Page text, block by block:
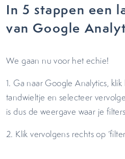
In 5 stappen een
van Google
We gaan nu voor het echie!
1. Ga naar Google Analytics,
tandwieltje en selecteer
is dus de weergave waar je
2. Klik vervolgens rechts op